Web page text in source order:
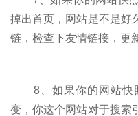
掉出首页，网站是不是好
链，检查下友情链接，更
8、如果你的网站快
变，你这个网站对于搜索